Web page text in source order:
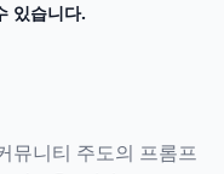
있습니다.
뮤니티 주도의 프롬프